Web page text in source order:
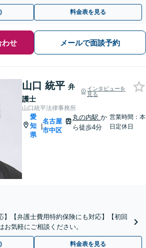
ただきます。
料金表を見る
わせ メールで面談予約
山口 統平 弁
護士
インタビューを
見る
山口統平法律事務所
愛
知
県
|
名古屋
市中区
丸の内駅か
ら徒歩4分
営業時間：本
日定休日
】【弁護士費用特約保険にも対応】【初回
気軽にご相談ください。
料金表を見る